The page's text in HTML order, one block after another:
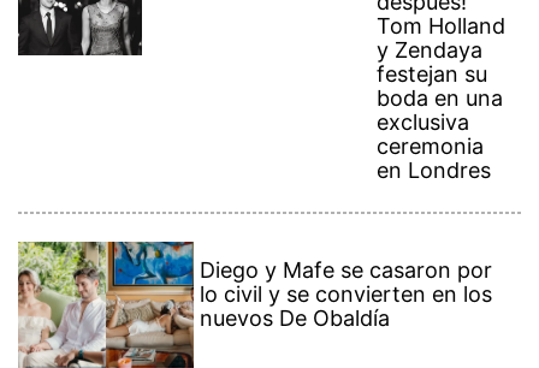
Tom Holland
y Zendaya
festejan su
boda en una
exclusiva
ceremonia
en Londres
Diego y Mafe se casaron por
lo civil y se convierten en los
nuevos De Obaldía